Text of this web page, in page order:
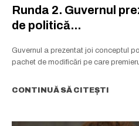
Runda 2. Guvernul
de politică...
Guvernul a prezentat joi conceptul
pachet de modificări pe care
CONTINUĂ SĂ CITEȘTI